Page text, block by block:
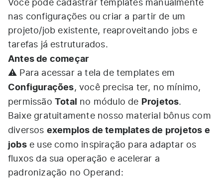
Você pode cadastrar templates manualmente
nas configurações ou criar a partir de um
projeto/job existente, reaproveitando jobs e
tarefas já estruturados.
Antes de começar
⚠️ Para acessar a tela de templates em
Configurações, você precisa ter, no mínimo,
permissão Total no módulo de Projetos.
Baixe gratuitamente nosso material bônus com
diversos exemplos de templates de projetos e
jobse use como inspiração para adaptar os
fluxos da sua operação e acelerar a
padronização no Operand: